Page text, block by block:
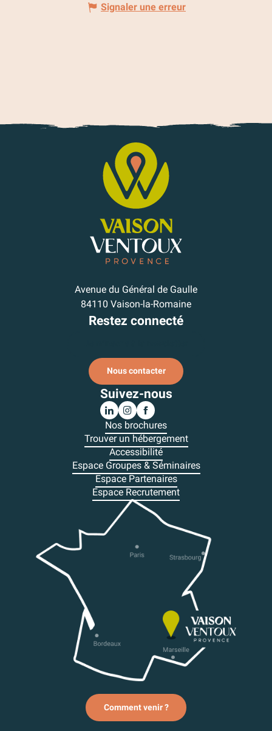
Signaler une erreur
Avenue du Général de Gaulle
84110 Vaison-la-Romaine
Restez connecté
Nous contacter
Suivez-nous
Nos brochures
Trouver un hébergement
Accessibilité
Espace Groupes & Séminaires
Espace Partenaires
Espace Recrutement
Comment venir ?